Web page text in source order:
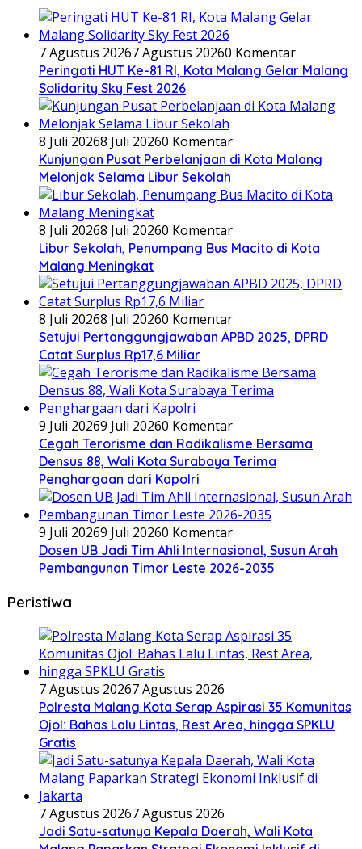
7 Agustus 20267 Agustus 20260 Komentar
Peringati HUT Ke-81 RI, Kota Malang Gelar Malang
Solidarity Sky Fest 2026
8 Juli 20268 Juli 20260 Komentar
Kunjungan Pusat Perbelanjaan di Kota Malang
Melonjak Selama Libur Sekolah
8 Juli 20268 Juli 20260 Komentar
Libur Sekolah, Penumpang Bus Macito di Kota
Malang Meningkat
8 Juli 20268 Juli 20260 Komentar
Setujui Pertanggungjawaban APBD 2025, DPRD
Catat Surplus Rp17,6 Miliar
9 Juli 20269 Juli 20260 Komentar
Cegah Terorisme dan Radikalisme Bersama
Densus 88, Wali Kota Surabaya Terima
Penghargaan dari Kapolri
9 Juli 20269 Juli 20260 Komentar
Dosen UB Jadi Tim Ahli Internasional, Susun Arah
Pembangunan Timor Leste 2026-2035
Peristiwa
7 Agustus 20267 Agustus 2026
Polresta Malang Kota Serap Aspirasi 35 Komunitas
Ojol: Bahas Lalu Lintas, Rest Area, hingga SPKLU
Gratis
7 Agustus 20267 Agustus 2026
Jadi Satu-satunya Kepala Daerah, Wali Kota